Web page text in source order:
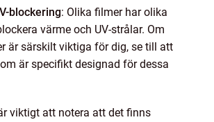
blockering: Olika filmer har olika
värme och UV-strålar. Om
är särskilt viktiga för dig, se till att
är specifikt designad för dessa
viktigt att notera att det finns